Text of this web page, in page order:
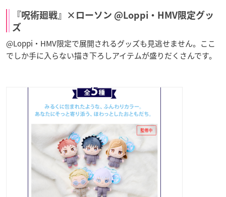
『呪術廻戦』×ローソン @Loppi・HMV限定グッ
ズ
@Loppi・HMV限定で展開されるグッズも見逃せません。ここ
でしか手に入らない描き下ろしアイテムが盛りだくさんです。